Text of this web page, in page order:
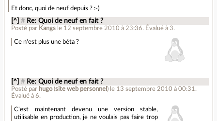
Et donc, quoi de neuf depuis ? :-)
[^] # Re: Quoi de neuf en fait ?
Posté par Kangs le 12 septembre 2010 à 23:36. Évalué à 3.
Ce n'est plus une béta ?
[^] # Re: Quoi de neuf en fait ?
Posté par hugo(site web personnel ) le 13 septembre 2010 à 00:31.
Évalué à6.
C'est maintenant devenu une version stable,
utilisable en production, je ne voulais pas faire trop